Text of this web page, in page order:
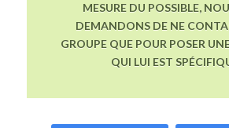
MESURE DU POSSIBLE,
DEMANDONS DE NE
GROUPE QUE POUR POSER
QUI LUI EST